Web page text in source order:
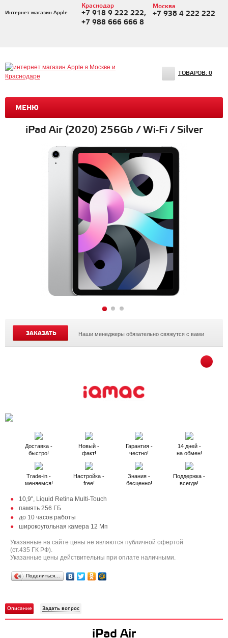
Интернет магазин Apple
Краснодар
+7 918 9 222 222,
+7 988 666 666 8
Москва
+7 938 4 222 222
МЕНЮ
ТОВАРОВ: 0
iPad Air (2020) 256Gb / Wi-Fi / Silver
ЗАКАЗАТЬ Наши менеджеры обязательно свяжутся с вами
Доставка -
быстро!
Новый -
факт!
Гарантия -
честно!
14 дней -
на обмен!
Trade-in -
меняемся!
Настройка -
free!
Знания -
бесценно!
Поддержка -
всегда!
10,9", Liquid Retina Multi‑Touch
память 256 ГБ
до 10 часов работы
широкоугольная камера 12 Мп
Указанные на сайте цены не являются публичной офертой
(ст.435 ГК РФ).
Указанные цены действительны при оплате наличными.
Поделиться…
Описание Задать вопрос
iPad Air